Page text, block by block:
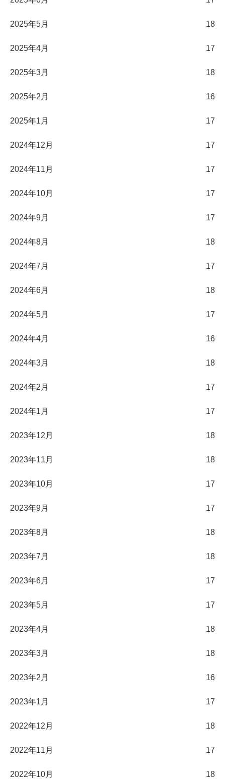
2025年5月 18
2025年4月 17
2025年3月 18
2025年2月 16
2025年1月 17
2024年12月 17
2024年11月 17
2024年10月 17
2024年9月 17
2024年8月 18
2024年7月 17
2024年6月 18
2024年5月 17
2024年4月 16
2024年3月 18
2024年2月 17
2024年1月 17
2023年12月 18
2023年11月 18
2023年10月 17
2023年9月 17
2023年8月 18
2023年7月 18
2023年6月 17
2023年5月 17
2023年4月 18
2023年3月 18
2023年2月 16
2023年1月 17
2022年12月 18
2022年11月 17
2022年10月 18